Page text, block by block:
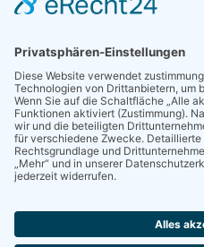
Annahme mittags bis 13:30
Dienstag, Mittwoch und
HYGIENEKONZEPT
Bankverbindung